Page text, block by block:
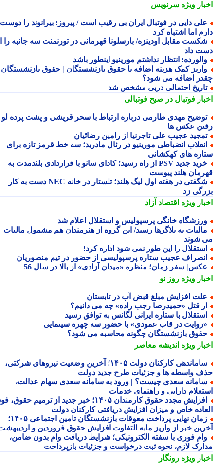
ویژهسرنویس
دایی در فوتبال ایران بی رقیب است / پیروز: بیرانوند را دوست
اما اشتباه کرد
مقابل اودینزه/ بارسلونا قهرمانی در تورنمنت سه جانبه را از
داد
انتظار نداشتم مورینیو اینطور باشد
کمک هزینه اضافه با حقوق بازنشستگان | حقوق بازنشستگان
اضافه می شود؟
احتمالی دربی مشخص شد
فوتبال در صبح فوتبالی
مهدی طارمی درباره ارتباط با سحر قریشی و پشت پرده لو
عکس ها
عجیب علی تاجرنیا از رامین رضائیان
انضباطی مورینیو در رئال مادرید؛ سه خط قرمز تازه برای
های کهکشانی
خرید جدید PSV از راه رسید؛ کادای سانو با قراردادی بلندمدت به
هلند پیوست
شگفتی در هفته اول لیگ هلند؛ تلستار در خانه NEC دست به کار
زد
ویژهاقتصاد آزاد
خانگی پرسپولیس و استقلال اعلام شد
به بلاگرها رسید/ این گروه از هنرمندان هم مشمول مالیات
شوند
را این طور نمی شود اداره کرد!
عجیب ستاره پرسپولیسی از حضور در تیم منصوریان
سفر زمان؛ منظره «میدان آزادی» از بالا در سال 56
ویژهروز نو
افزایش مبلغ قبض آب در تابستان
قتل «حمیدرضا رجب زاده» چه می دانیم؟
با ستاره ایرانی لگانس به توافق رسید
در قاب عمودی» با حضور سه چهره سینمایی
بازنشستگان چگونه محاسبه می شود؟
ویژهاندیشه معاصر
ساماندهی کارکنان دولت ۱۴۰۵؛ آخرین وضعیت نیروهای شرکتی،
واسطه ها و جزئیات طرح جدید دولت
سعدی چیست؟ | ورود به سامانه سعدی سهام عدالت،
دارایی و راهنمای خدمات
افزایش مجدد حقوق کارمندان ۱۴۰۵؛ خبر جدید از ترمیم حقوق، فوق
خاص و میزان افزایش دریافتی کارکنان دولت
زمان نهایی پرداخت معوقات بازنشستگان تامین اجتماعی ۱۴۰۵؛
خبر از واریز مابه التفاوت افزایش حقوق فروردین و اردیبهشت
فوری با سفته الکترونیکی؛ شرایط دریافت وام بدون ضامن،
لازم، نحوه ثبت درخواست و جزئیات بازپرداخت
ویژهرونگار